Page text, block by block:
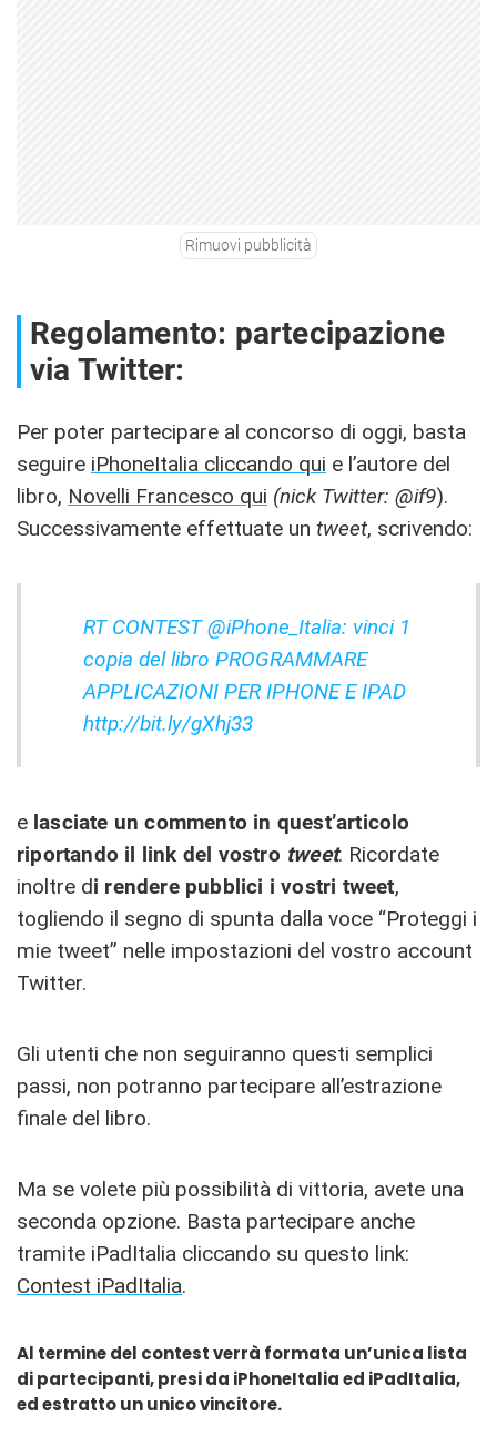
Rimuovi pubblicità
Regolamento: partecipazione
via Twitter:
Per poter partecipare al concorso di oggi, basta
seguire iPhoneItalia cliccando qui e l’autore del
libro, Novelli Francesco qui (nick Twitter: @if9).
Successivamente effettuate un tweet, scrivendo:
RT CONTEST @iPhone_Italia: vinci 1
copia del libro PROGRAMMARE
APPLICAZIONI PER IPHONE E IPAD
http://bit.ly/gXhj33
e lasciate un commento in quest’articolo
riportando il link del vostro tweet. Ricordate
inoltre di rendere pubblici i vostri tweet,
togliendo il segno di spunta dalla voce “Proteggi i
mie tweet” nelle impostazioni del vostro account
Twitter.
Gli utenti che non seguiranno questi semplici
passi, non potranno partecipare all’estrazione
finale del libro.
Ma se volete più possibilità di vittoria, avete una
seconda opzione. Basta partecipare anche
tramite iPadItalia cliccando su questo link:
Contest iPadItalia.
Al termine del contest verrà formata un’unica lista
di partecipanti, presi da iPhoneItalia ed iPadItalia,
ed estratto un unico vincitore.